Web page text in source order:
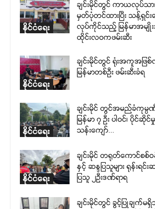
နိုင်ငံရေး
ချင်းမိုင်တွင် ကာယလုပ်သာ
မှတ်ပုံတင်ထားပြီး သန့်ရှင်
လုပ်ကိုင်သည့် မြန်မာအမျိုး
ထိုင်းလဝကဖမ်းဆီး
နိုင်ငံရေး
ချင်းမိုင်တွင် ရုံးအကူအဖ
မြန်မာတစ်ဦး ဖမ်းဆီးခံရ
နိုင်ငံရေး
ချင်းမိုင် တွင်အမည်ခံကုမ္ပဏီ
မြန်မာ ၇ ဦး ပါဝင်၊ ပိုင်
သန်းကျော်...
နိုင်ငံရေး
ချင်းမိုင် တရုတ်ကောင်စစ်
နှင့် ဆန္ဒပြသူများ ရုန်းရင်
ပြသူ ၂ဉီးဒဏ်ရာရ
ချင်းမိုင်တွင် ခွင့်ပြုချက်မ